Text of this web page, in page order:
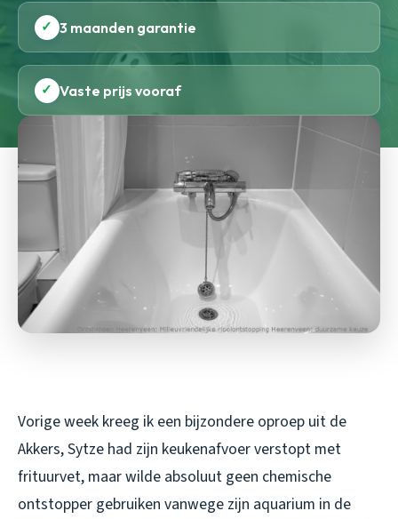
✓ 3 maanden garantie
✓ Vaste prijs vooraf
Vorige week kreeg ik een bijzondere oproep uit de
Akkers, Sytze had zijn keukenafvoer verstopt met
frituurvet, maar wilde absoluut geen chemische
ontstopper gebruiken vanwege zijn aquarium in de